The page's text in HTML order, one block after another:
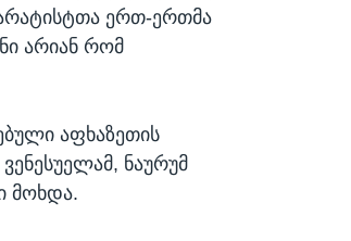
ერთ-ერთმა
არიან რომ
აფხაზეთის
ნაურუმ
მოხდა.